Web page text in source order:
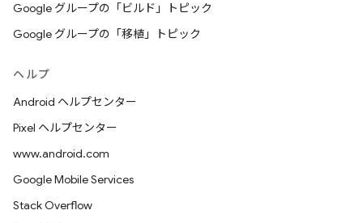
Google グループの「ビルド」トピック
Google グループの「移植」トピック
ヘルプ
Android ヘルプセンター
Pixel ヘルプセンター
www.android.com
Google Mobile Services
Stack Overflow